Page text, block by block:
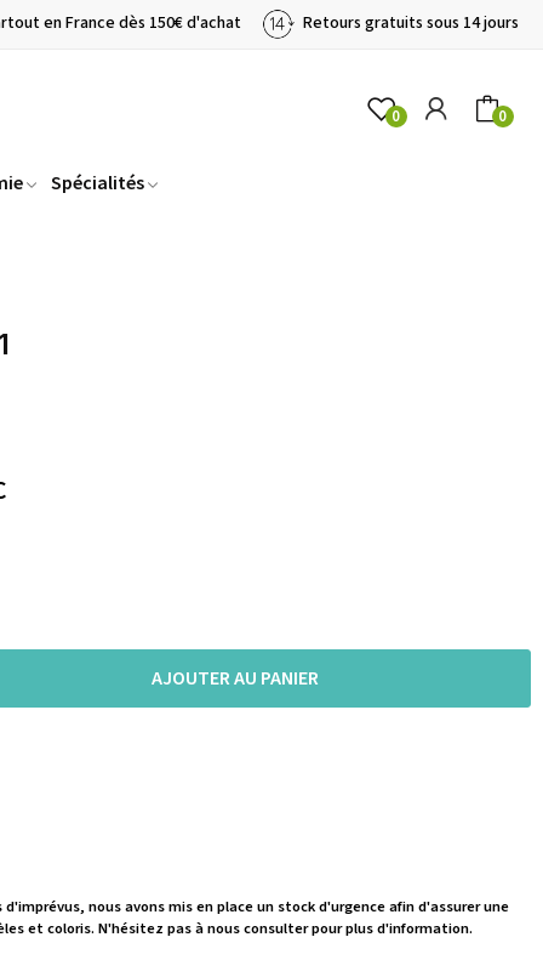
en France dès 150€ d'achat Retours gratuits sous 14 jours
0 0
Spécialités
AJOUTER AU PANIER
nous avons mis en place un stock d'urgence afin d'assurer une
et coloris. N'hésitez pas à nous consulter pour plus d'information.